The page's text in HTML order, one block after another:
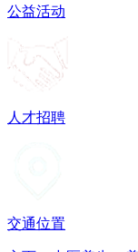
公益活动
人才招聘
交通位置